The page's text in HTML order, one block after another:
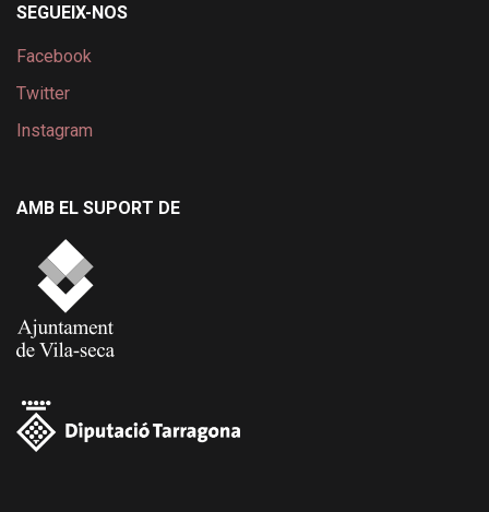
SEGUEIX-NOS
Facebook
Twitter
Instagram
AMB EL SUPORT DE